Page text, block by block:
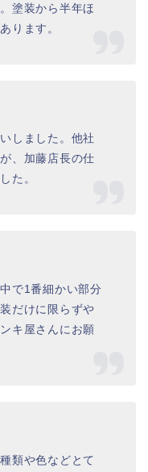
塗装から半年ほ
ります。
しました。他社
、加藤店長の仕
た。
で1番細かい部分
だけに限らずや
キ屋さんにお願
類や色などとて